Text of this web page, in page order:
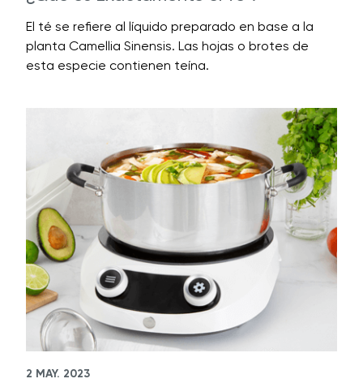
El té se refiere al líquido preparado en base a la
planta Camellia Sinensis. Las hojas o brotes de
esta especie contienen teína.
2 MAY. 2023